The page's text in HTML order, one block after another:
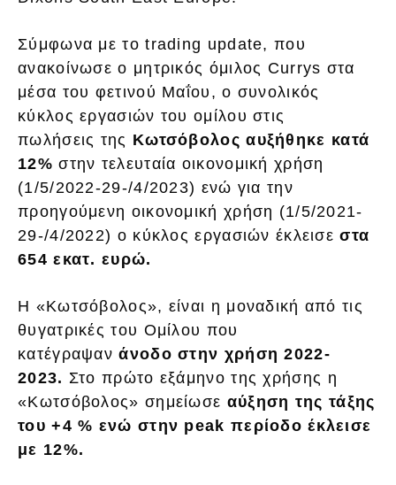
Σύμφωνα με το trading update, που
ανακοίνωσε ο μητρικός όμιλος Currys στα
μέσα του φετινού Μαΐου, ο συνολικός
κύκλος εργασιών του ομίλου στις
πωλήσεις της Κωτσόβολος αυξήθηκε κατά
12%στην τελευταία οικονομική χρήση
(1/5/2022-29-/4/2023) ενώ για την
προηγούμενη οικονομική χρήση (1/5/2021-
29-/4/2022) ο κύκλος εργασιών έκλεισεστα
654 εκατ. ευρώ.
Η «Κωτσόβολος», είναι η μοναδική από τις
θυγατρικές του Ομίλου που
κατέγραψανάνοδο στην χρήση 2022-
2023. Στο πρώτο εξάμηνο της χρήσης η
«Κωτσόβολος» σημείωσε αύξηση της τάξης
του +4 % ενώ στην peak περίοδο έκλεισε
με 12%.